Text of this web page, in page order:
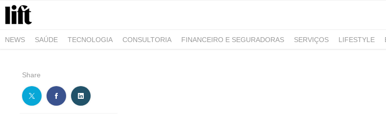
NEWS SAÚDE TECNOLOGIA CONSULTORIA FINANCEIRO E SEGURADORAS SERVIÇOS LIFESTYLE
Share